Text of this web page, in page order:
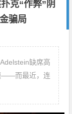
克“作弊”阴
骗局
缺席高
——而最近，连